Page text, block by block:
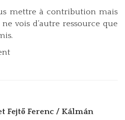
mettre à contribution mais
vois d’autre ressource que
Fejtő Ferenc / Kálmán